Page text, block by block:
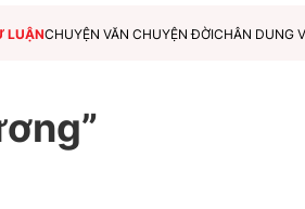
LUẬNCHUYỆN VĂN CHUYỆN ĐỜICHÂN DUNG